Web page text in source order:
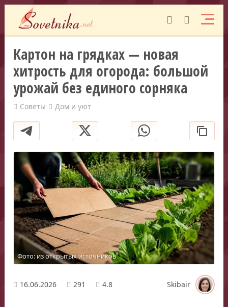
Картон на грядках — новая
хитрость для огорода: большой
урожай без единого сорняка
Советы Дом и уют
Фото: из открытых источников
16.06.2026 291 4.8 Skibair